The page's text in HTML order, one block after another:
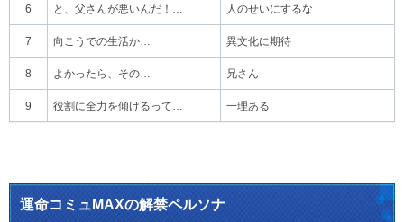
6 と、父さんが悪いんだ！… 人のせいにするな
7 向こうでの生活か… 異文化に期待
8 よかったら、その… 兄さん
9 役割に全力を傾けるって… 一理ある
運命コミュMAXの解禁ペルソナ